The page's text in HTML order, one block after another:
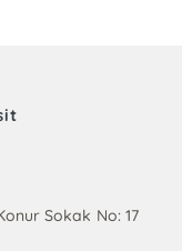
Sokak No: 17